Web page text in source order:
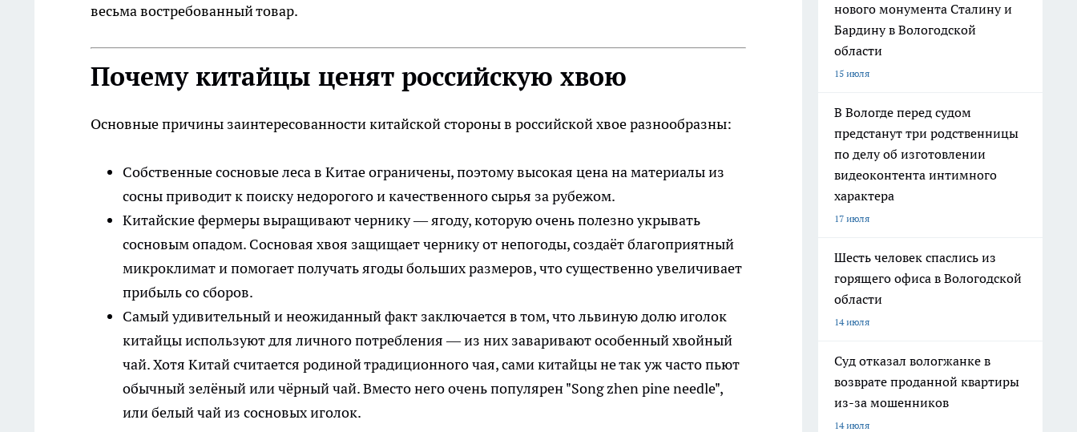
весьма востребованный товар.​
Почему китайцы ценят российскую хвою
Основные причины заинтересованности китайской стороны в российской хвое разнообразны:
Собственные сосновые леса в Китае ограничены, поэтому высокая цена на материалы из
сосны приводит к поиску недорогого и качественного сырья за рубежом.
Китайские фермеры выращивают чернику — ягоду, которую очень полезно укрывать
сосновым опадом. Сосновая хвоя защищает чернику от непогоды, создаёт благоприятный
микроклимат и помогает получать ягоды больших размеров, что существенно увеличивает
прибыль со сборов.
Самый удивительный и неожиданный факт заключается в том, что львиную долю иголок
китайцы используют для личного потребления — из них заваривают особенный хвойный
чай. Хотя Китай считается родиной традиционного чая, сами китайцы не так уж часто пьют
обычный зелёный или чёрный чай. Вместо него очень популярен "Song zhen pine needle",
или белый чай из сосновых иголок.
нового монумента Сталину и
Бардину в Вологодской
области
15 июля
В Вологде перед судом
предстанут три родственницы
по делу об изготовлении
видеоконтента интимного
характера
17 июля
Шесть человек спаслись из
горящего офиса в Вологодской
области
14 июля
Суд отказал вологжанке в
возврате проданной квартиры
из-за мошенников
14 июля